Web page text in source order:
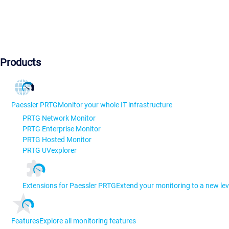
Products
Paessler PRTGMonitor your whole IT infrastructure
PRTG Network Monitor
PRTG Enterprise Monitor
PRTG Hosted Monitor
PRTG UVexplorer
Extensions for Paessler PRTGExtend your monitoring to a new
FeaturesExplore all monitoring features